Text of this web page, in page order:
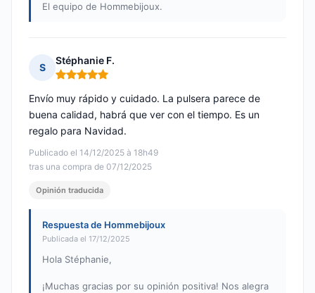
El equipo de Hommebijoux.
S
Stéphanie F.
Nota: 5 de 5
Publicado el 14/12/2025 à 18h49
tras una compra de 07/12/2025
Envío muy rápido y cuidado. La pulsera parece de
buena calidad, habrá que ver con el tiempo. Es un
regalo para Navidad.
Opinión traducida
Respuesta de Hommebijoux
Publicada el 17/12/2025
Hola Stéphanie,
¡Muchas gracias por su opinión positiva! Nos alegra